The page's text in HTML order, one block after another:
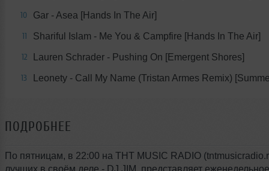
10 Gar - Asea [Hands In The Air]
11 Shariful Islam - Me You & Campfire [Hands In The Air]
12 Lauren Schrader - Pushing On [Emergent Shores]
13 Leonety - Call My Name (Tristan Armes Remix)
ПОДРОБНЕЕ
По пятницам, в 22:00 на THT MUSIC RADIO
лучших в своём деле - DJ JIM, представляет